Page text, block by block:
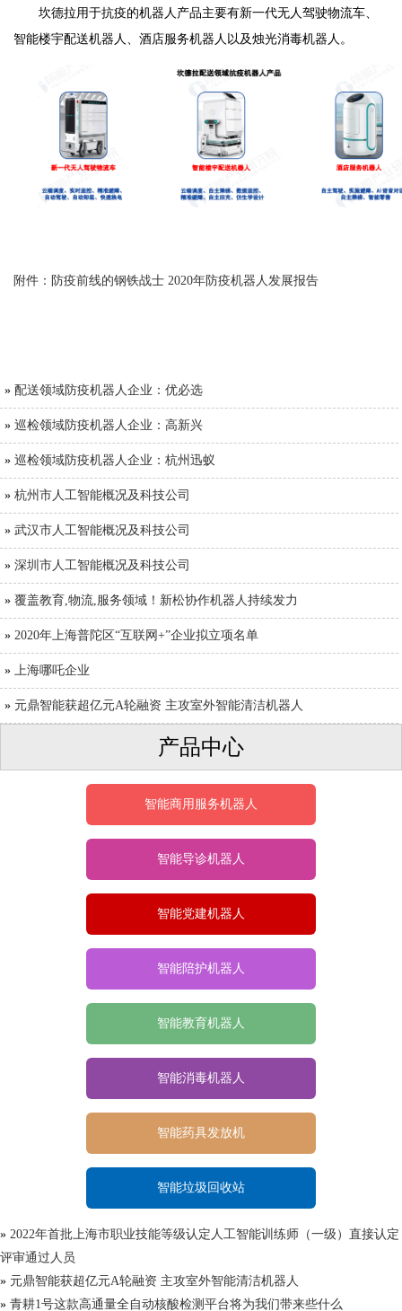
坎德拉用于抗疫的机器人产品主要有新一代无人驾驶物流车、
智能楼宇配送机器人、酒店服务机器人以及烛光消毒机器人。
附件：防疫前线的钢铁战士 2020年防疫机器人发展报告
» 配送领域防疫机器人企业：优必选
» 巡检领域防疫机器人企业：高新兴
» 巡检领域防疫机器人企业：杭州迅蚁
» 杭州市人工智能概况及科技公司
» 武汉市人工智能概况及科技公司
» 深圳市人工智能概况及科技公司
» 覆盖教育,物流,服务领域！新松协作机器人持续发力
» 2020年上海普陀区“互联网+”企业拟立项名单
» 上海哪吒企业
» 元鼎智能获超亿元A轮融资 主攻室外智能清洁机器人
产品中心
智能商用服务机器人
智能导诊机器人
智能党建机器人
智能陪护机器人
智能教育机器人
智能消毒机器人
智能药具发放机
智能垃圾回收站
» 2022年首批上海市职业技能等级认定人工智能训练师（一级）直接认定
评审通过人员
» 元鼎智能获超亿元A轮融资 主攻室外智能清洁机器人
» 青耕1号这款高通量全自动核酸检测平台将为我们带来些什么